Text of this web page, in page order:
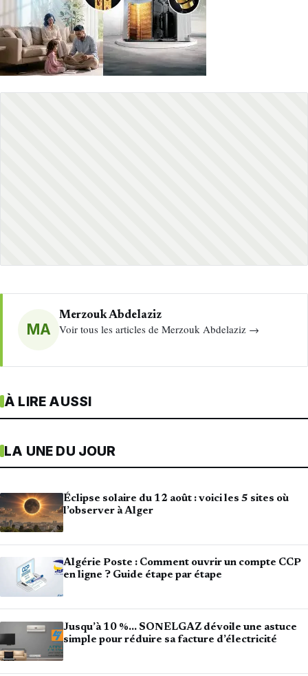
MA
Merzouk Abdelaziz
Voir tous les articles de Merzouk Abdelaziz →
À LIRE AUSSI
LA UNE DU JOUR
Éclipse solaire du 12 août : voici les 5 sites où
l’observer à Alger
Algérie Poste : Comment ouvrir un compte CCP
en ligne ? Guide étape par étape
Jusqu’à 10 %… SONELGAZ dévoile une astuce
simple pour réduire sa facture d’électricité